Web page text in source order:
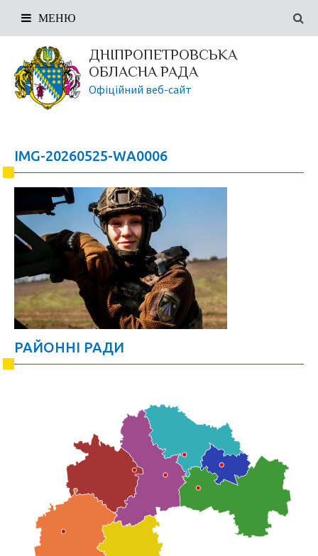
ДНІПРОПЕТРОВСЬКА
ОБЛАСНА РАДА
Офіційний веб-сайт
МЕНЮ
IMG-20260525-WA0006
РАЙОННІ РАДИ